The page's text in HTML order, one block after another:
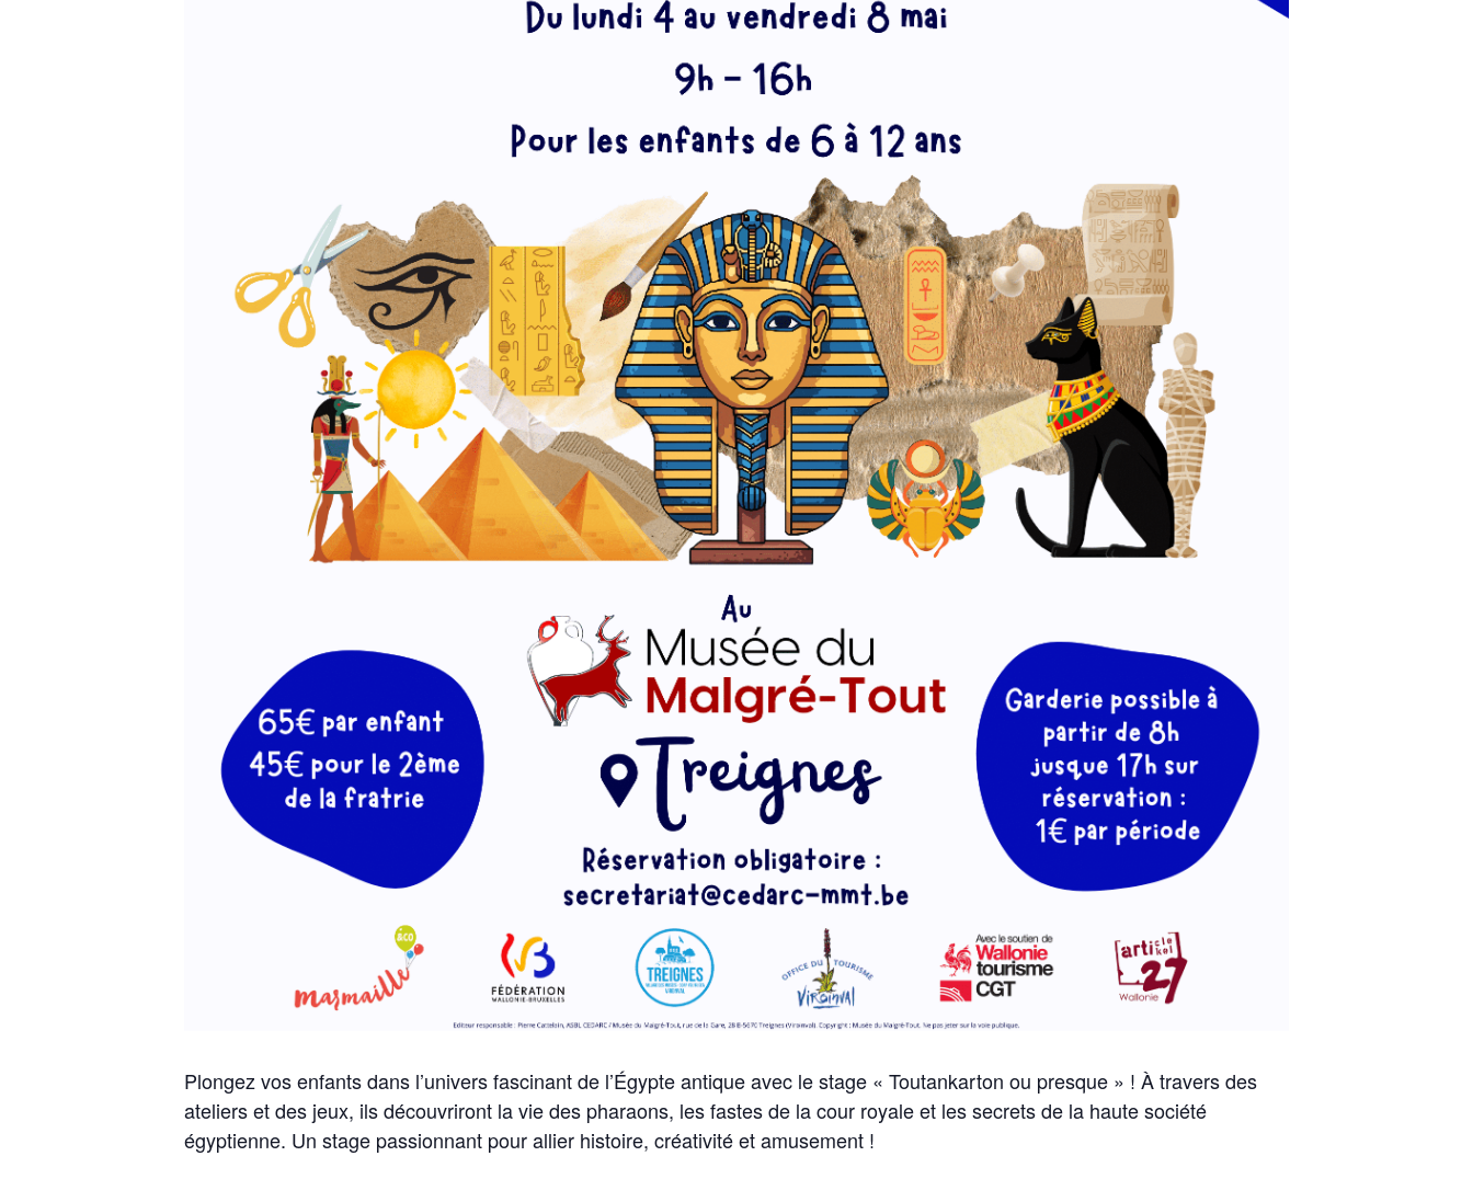
Plongez vos enfants dans l’univers fascinant de l’Égypte antique avec le stage « Toutankarton ou presque » ! À travers des
ateliers et des jeux, ils découvriront la vie des pharaons, les fastes de la cour royale et les secrets de la haute société
égyptienne. Un stage passionnant pour allier histoire, créativité et amusement !